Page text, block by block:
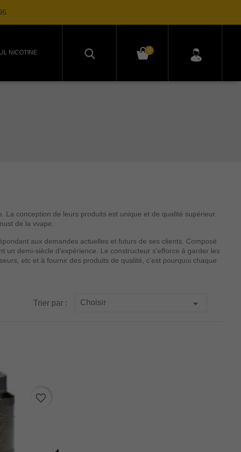
NICOTINE 0
conception de leurs produits est unique et de qualité supérieur.
de la vvape.
aux demandes actuelles et futurs de ses clients. Composé
un demi-siècle d'expérience. Le constructeur s'efforce à garder les
etc et à fournir des produits de qualité, c'est pourquoi chaque
Trier par : Choisir 
favorite_border